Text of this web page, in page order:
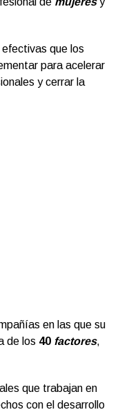
que los
para acelerar
y cerrar la
en las que su
de los 40 factores,
que trabajan en
con el desarrollo